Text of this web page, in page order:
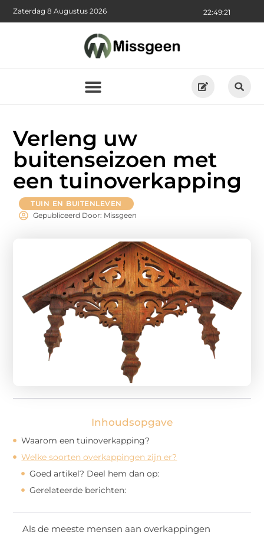
22:49:21
Zaterdag 8 Augustus 2026
Verleng uw
buitenseizoen met
een tuinoverkapping
TUIN EN BUITENLEVEN
Gepubliceerd Door: Missgeen
Inhoudsopgave
Waarom een tuinoverkapping?
Welke soorten overkappingen zijn er?
Goed artikel? Deel hem dan op:
Gerelateerde berichten:
Als de meeste mensen aan overkappingen